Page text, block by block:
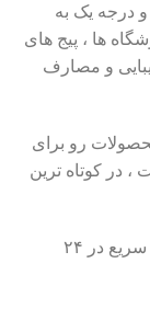
درجه یک به
ها ، پیج های
و مصارف
رو برای
، در کوتاه ترین
یکی از ارزشمند ترین امتیازات ما ارائه خدمات سریع در ۲۴